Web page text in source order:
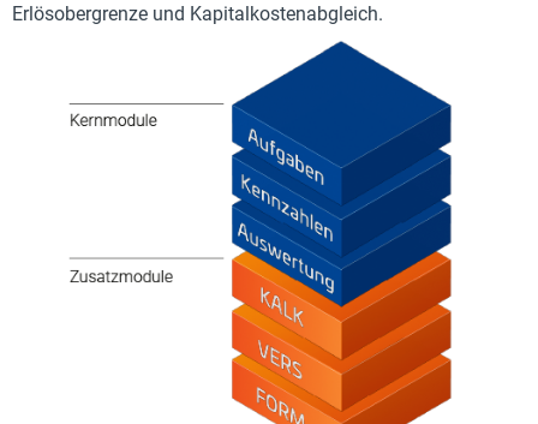
Erlösobergrenze und Kapitalkostenabgleich.